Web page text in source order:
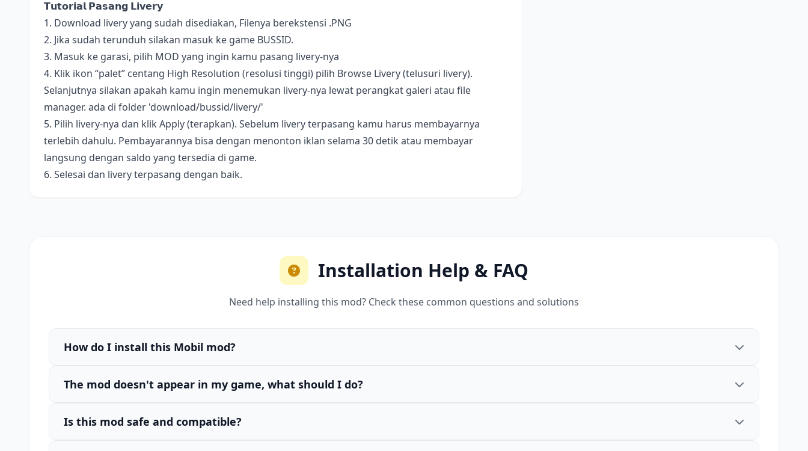
𝗧𝘂𝘁𝗼𝗿𝗶𝗮𝗹 𝗣𝗮𝘀𝗮𝗻𝗴 𝗟𝗶𝘃𝗲𝗿𝘆
1. Download livery yang sudah disediakan, Filenya berekstensi .PNG
2. Jika sudah terunduh silakan masuk ke game BUSSID.
3. Masuk ke garasi, pilih MOD yang ingin kamu pasang livery-nya
4. Klik ikon “palet” centang High Resolution (resolusi tinggi) pilih Browse Livery (telusuri livery).
Selanjutnya silakan apakah kamu ingin menemukan livery-nya lewat perangkat galeri atau file
manager. ada di folder 'download/bussid/livery/'
5. Pilih livery-nya dan klik Apply (terapkan). Sebelum livery terpasang kamu harus membayarnya
terlebih dahulu. Pembayarannya bisa dengan menonton iklan selama 30 detik atau membayar
langsung dengan saldo yang tersedia di game.
6. Selesai dan livery terpasang dengan baik.
Installation Help & FAQ
Need help installing this mod? Check these common questions and solutions
How do I install this Mobil mod?
The mod doesn't appear in my game, what should I do?
Is this mod safe and compatible?